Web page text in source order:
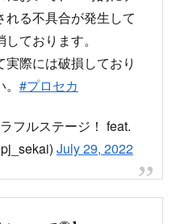
において、一時的にデ
る不具合が発生して
ております。
際には破損しており
フルステージ！ feat.